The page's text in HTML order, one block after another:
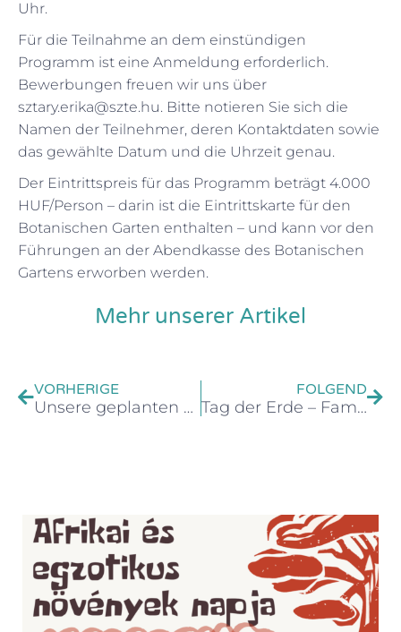
Uhr.
Für die Teilnahme an dem einstündigen
Programm ist eine Anmeldung erforderlich.
Bewerbungen freuen wir uns über
sztary.erika@szte.hu. Bitte notieren Sie sich die
Namen der Teilnehmer, deren Kontaktdaten sowie
das gewählte Datum und die Uhrzeit genau.
Der Eintrittspreis für das Programm beträgt 4.000
HUF/Person – darin ist die Eintrittskarte für den
Botanischen Garten enthalten – und kann vor den
Führungen an der Abendkasse des Botanischen
Gartens erworben werden.
Mehr unserer Artikel
VORHERIGE
Unsere geplanten Programme im Jahr 2025
FOLGEND
Tag der Erde – Familientag im Botanischen Garten – 26. April.